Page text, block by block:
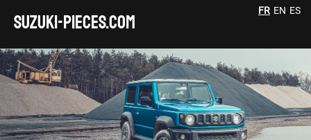
SUZUKI-pieces.com
FR EN ES